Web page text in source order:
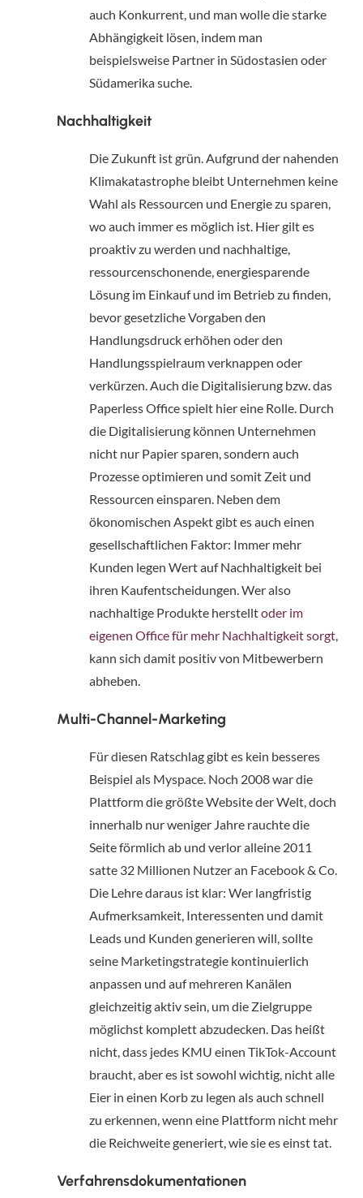
auch Konkurrent, und man wolle die starke
Abhängigkeit lösen, indem man
beispielsweise Partner in Südostasien oder
Südamerika suche.
Nachhaltigkeit
Die Zukunft ist grün. Aufgrund der nahenden
Klimakatastrophe bleibt Unternehmen keine
Wahl als Ressourcen und Energie zu sparen,
wo auch immer es möglich ist. Hier gilt es
proaktiv zu werden und nachhaltige,
ressourcenschonende, energiesparende
Lösung im Einkauf und im Betrieb zu finden,
bevor gesetzliche Vorgaben den
Handlungsdruck erhöhen oder den
Handlungsspielraum verknappen oder
verkürzen. Auch die Digitalisierung bzw. das
Paperless Office spielt hier eine Rolle. Durch
die Digitalisierung können Unternehmen
nicht nur Papier sparen, sondern auch
Prozesse optimieren und somit Zeit und
Ressourcen einsparen. Neben dem
ökonomischen Aspekt gibt es auch einen
gesellschaftlichen Faktor: Immer mehr
Kunden legen Wert auf Nachhaltigkeit bei
ihren Kaufentscheidungen. Wer also
nachhaltige Produkte herstellt oder im
eigenen Office für mehr Nachhaltigkeit sorgt,
kann sich damit positiv von Mitbewerbern
abheben.
Multi-Channel-Marketing
Für diesen Ratschlag gibt es kein besseres
Beispiel als Myspace. Noch 2008 war die
Plattform die größte Website der Welt, doch
innerhalb nur weniger Jahre rauchte die
Seite förmlich ab und verlor alleine 2011
satte 32 Millionen Nutzer an Facebook & Co.
Die Lehre daraus ist klar: Wer langfristig
Aufmerksamkeit, Interessenten und damit
Leads und Kunden generieren will, sollte
seine Marketingstrategie kontinuierlich
anpassen und auf mehreren Kanälen
gleichzeitig aktiv sein, um die Zielgruppe
möglichst komplett abzudecken. Das heißt
nicht, dass jedes KMU einen TikTok-Account
braucht, aber es ist sowohl wichtig, nicht alle
Eier in einen Korb zu legen als auch schnell
zu erkennen, wenn eine Plattform nicht mehr
die Reichweite generiert, wie sie es einst tat.
Verfahrensdokumentationen